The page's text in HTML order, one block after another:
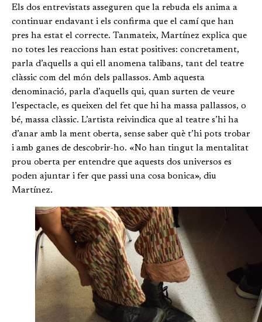
Els dos entrevistats asseguren que la rebuda els anima a
continuar endavant i els confirma que el camí que han
pres ha estat el correcte. Tanmateix, Martínez explica que
no totes les reaccions han estat positives: concretament,
parla d’aquells a qui ell anomena talibans, tant del teatre
clàssic com del món dels pallassos. Amb aquesta
denominació, parla d’aquells qui, quan surten de veure
l’espectacle, es queixen del fet que hi ha massa pallassos, o
bé, massa clàssic. L’artista reivindica que al teatre s’hi ha
d’anar amb la ment oberta, sense saber què t’hi pots trobar
i amb ganes de descobrir-ho. «No han tingut la mentalitat
prou oberta per entendre que aquests dos universos es
poden ajuntar i fer que passi una cosa bonica», diu
Martínez.